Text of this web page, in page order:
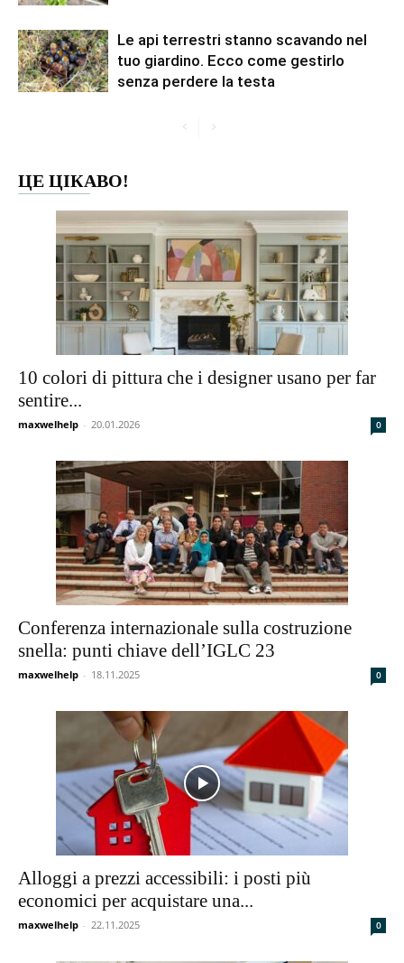
Le api terrestri stanno scavando nel
tuo giardino. Ecco come gestirlo
senza perdere la testa
ЦЕ ЦІКАВО!
10 colori di pittura che i designer usano per far
sentire...
maxwelhelp - 20.01.2026 0
Conferenza internazionale sulla costruzione
snella: punti chiave dell’IGLC 23
maxwelhelp - 18.11.2025 0
Alloggi a prezzi accessibili: i posti più
economici per acquistare una...
maxwelhelp - 22.11.2025 0